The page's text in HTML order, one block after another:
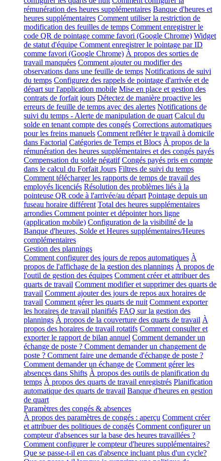
rémunération des heures supplémentaires Banque d'heures et
heures supplémentaires Comment utiliser la restriction de
modification des feuilles de temps Comment enregistrer le
code QR de pointage comme favori (Google Chrome) Widget
de statut d'équipe Comment enregistrer le pointage par ID
comme favori (Google Chrome) À propos des sorties de
travail manquées Comment ajouter ou modifier des
observations dans une feuille de temps Notifications de suivi
du temps Configurez des rappels de pointage d'arrivée et de
départ sur l'application mobile Mise en place et gestion des
contrats de forfait jours Détectez de manière proactive les
erreurs de feuille de temps avec des alertes Notifications de
suivi du temps - Alerte de manipulation de quart Calcul du
solde en tenant compte des congés Corrections automatiques
pour les freins manuels Comment refléter le travail à domicile
dans Factorial Catégories de Temps et Blocs À propos de la
rémunération des heures supplémentaires et des congés payés
Compensation du solde négatif Congés payés pris en compte
dans le calcul du Forfait Jours Filtres de suivi du temps
Comment télécharger les rapports de temps de travail des
employés licenciés Résolution des problèmes liés à la
pointeuse QR code à l'arrivée/au départ Pointage depuis un
fuseau horaire différent Total des heures supplémentaires
arrondies Comment pointer et dépointer hors ligne
(application mobile) Configuration de la visibilité de la
Banque d'heures, Solde et Heures supplémentaires/Heures
complémentaires
Gestion des plannings
Comment configurer des jours de repos automatiques À
propos de l'affichage de la gestion des plannings À propos de
l'outil de gestion des équipes Comment créer et attribuer des
quarts de travail Comment modifier et supprimer des quarts de
travail Comment ajouter des jours de repos aux horaires de
travail Comment gérer les quarts de nuit Comment exporter
les horaires de travail planifiés FAQ sur la gestion des
plannings À propos de la couverture des quarts de travail À
propos des horaires de travail rotatifs Comment consulter et
exporter le rapport de bilan annuel Comment demander un
échange de poste ? Comment demander un changement de
poste ? Comment faire une demande d'échange de poste ?
Comment demander un échange de Comment gérer les
absences dans Shifts À propos des outils de planification du
temps À propos des quarts de travail enregistrés Planification
automatique des quarts de travail Banque d'heures en gestion
de quart
Paramètres des congés & absences
À propos des paramètres de congés : aperçu Comment créer
et attribuer des politiques de congés Comment configurer un
compteur d'absences sur la base des heures travaillées ?
Comment configurer le compteur d'heures supplémentaires?
Que se passe-t-il en cas d'absence incluant plus d'un cycle?